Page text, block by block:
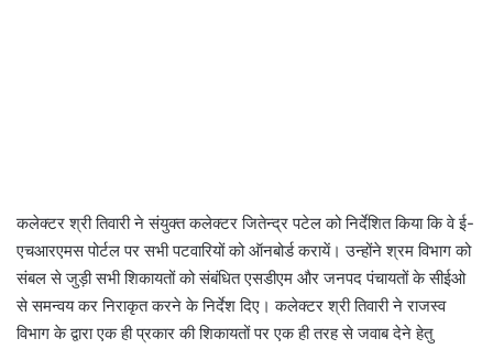
कलेक्टर श्री तिवारी ने संयुक्त कलेक्‍टर जितेन्‍द्र पटेल को निर्देशित किया कि वे ई-
एचआरएमस पोर्टल पर सभी पटवारियों को ऑनबोर्ड करायें। उन्‍होंने श्रम विभाग को
संबल से जुड़ी सभी शिकायतों को संबंधित एसडीएम और जनपद पंचायतों के सीईओ
से समन्‍वय कर निराकृत करने के निर्देश दिए। कलेक्‍टर श्री तिवारी ने राजस्‍व
विभाग के द्वारा एक ही प्रकार की शिकायतों पर एक ही तरह से जवाब देने हेतु